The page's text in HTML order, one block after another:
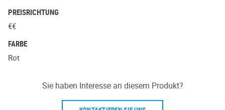
PREISRICHTUNG
€€
FARBE
Rot
Sie haben Interesse an diesem Produkt?